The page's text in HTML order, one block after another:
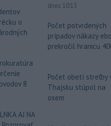
o
8
AJ NA
dnes 10:15
Počet potvrdených
prípadov nákazy
prekročil hranicu
Počet obetí streľby
Thajsku stúpol na
osem